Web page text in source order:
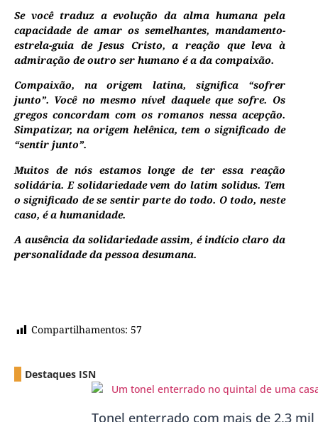
Se você traduz a evolução da alma humana pela
capacidade de amar os semelhantes, mandamento-
estrela-guia de Jesus Cristo, a reação que leva à
admiração de outro ser humano é a da compaixão.
Compaixão, na origem latina, significa “sofrer
junto”. Você no mesmo nível daquele que sofre. Os
gregos concordam com os romanos nessa acepção.
Simpatizar, na origem helênica, tem o significado de
“sentir junto”.
Muitos de nós estamos longe de ter essa reação
solidária. E solidariedade vem do latim solidus. Tem
o significado de se sentir parte do todo. O todo, neste
caso, é a humanidade.
A ausência da solidariedade assim, é indício claro da
personalidade da pessoa desumana.
Compartilhamentos: 57
Destaques ISN
Tonel enterrado com mais de 2,3